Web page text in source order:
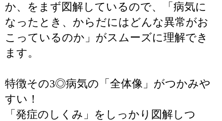
か、をまず図解しているので、「病気に
なったとき、からだにはどんな異常がお
こっているのか」がスムーズに理解でき
ます。
特徴その3◎病気の「全体像」がつかみや
すい！
「発症のしくみ」をしっかり図解しつ